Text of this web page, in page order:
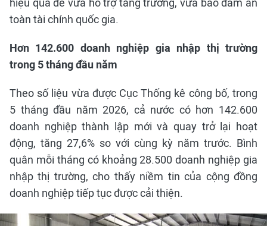
toàn tài chính quốc gia.
Hơn 142.600 doanh nghiệp gia nhập thị trường
trong 5 tháng đầu năm
Theo số liệu vừa được Cục Thống kê công bố, trong
5 tháng đầu năm 2026, cả nước có hơn 142.600
doanh nghiệp thành lập mới và quay trở lại hoạt
động, tăng 27,6% so với cùng kỳ năm trước. Bình
quân mỗi tháng có khoảng 28.500 doanh nghiệp gia
nhập thị trường, cho thấy niềm tin của cộng đồng
doanh nghiệp tiếp tục được cải thiện.